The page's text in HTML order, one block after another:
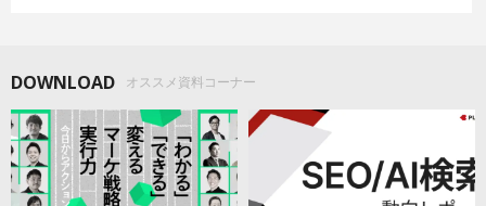
DOWNLOAD オススメ資料コーナー